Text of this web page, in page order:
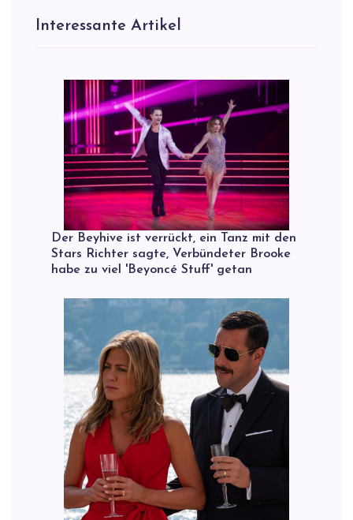
Interessante Artikel
Der Beyhive ist verrückt, ein Tanz mit den
Stars Richter sagte, Verbündeter Brooke
habe zu viel 'Beyoncé Stuff' getan